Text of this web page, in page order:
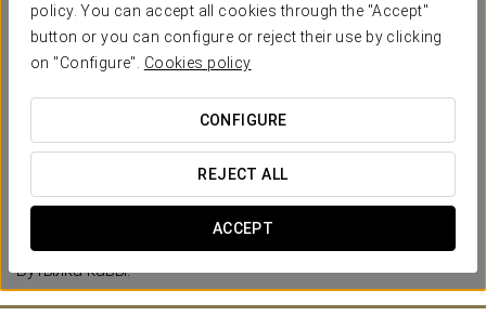
policy. You can accept all cookies through the "Accept"
button or you can configure or reject their use by clicking
on "Configure". Cookies policy
CONFIGURE
REJECT ALL
ACCEPT
25€
Празднуйте вместе с нами!
Удивите своего партнера, отметив особый день
рождения вместе с нами.
-Торт на двоих.
-Бутылка кавы.